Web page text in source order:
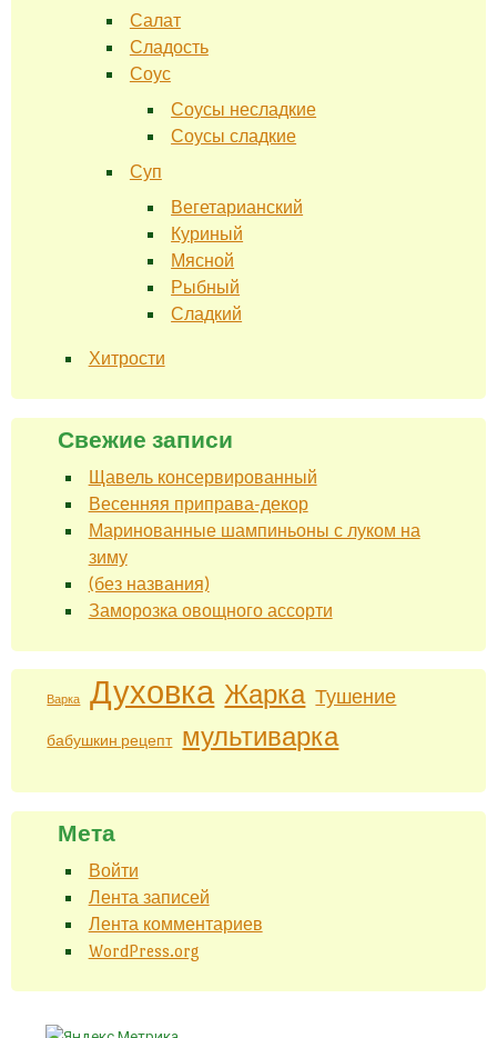
Салат
Сладость
Соус
Соусы несладкие
Соусы сладкие
Суп
Вегетарианский
Куриный
Мясной
Рыбный
Сладкий
Хитрости
Свежие записи
Щавель консервированный
Весенняя приправа-декор
Маринованные шампиньоны с луком на
зиму
(без названия)
Заморозка овощного ассорти
Варка Духовка Жарка Тушение
бабушкин рецепт мультиварка
Мета
Войти
Лента записей
Лента комментариев
WordPress.org